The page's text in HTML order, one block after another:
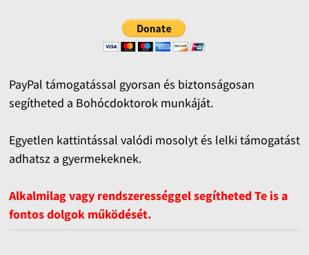
PayPal támogatással gyorsan és biztonságosan
segítheted a Bohócdoktorok munkáját.
Egyetlen kattintással valódi mosolyt és lelki támogatást
adhatsz a gyermekeknek.
Alkalmilag vagy rendszerességgel segítheted Te is a
fontos dolgok működését.